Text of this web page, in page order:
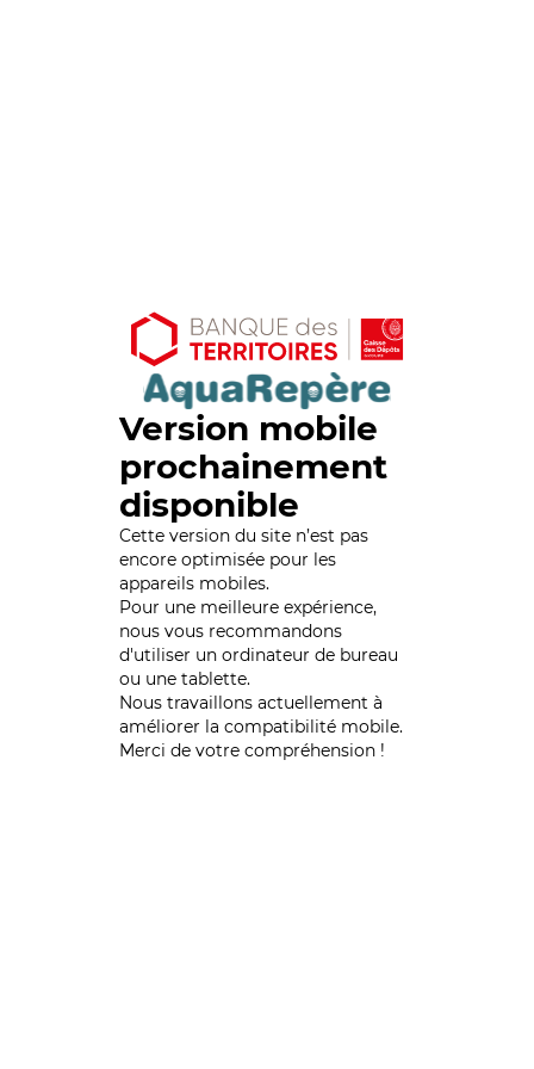
Version mobile
prochainement
disponible
Cette version du site n’est pas
encore optimisée pour les
appareils mobiles.
Pour une meilleure expérience,
nous vous recommandons
d'utiliser un ordinateur de bureau
ou une tablette.
Nous travaillons actuellement à
améliorer la compatibilité mobile.
Merci de votre compréhension !